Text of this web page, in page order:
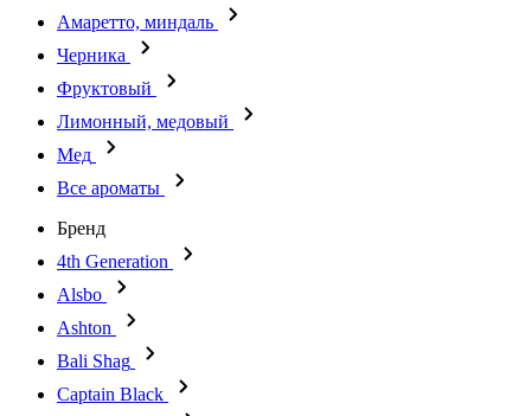
Амаретто, миндаль
Черника
Фруктовый
Лимонный, медовый
Мед
Все ароматы
Бренд
4th Generation
Alsbo
Ashton
Bali Shag
Captain Black